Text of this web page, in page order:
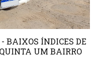
BAIXOS ÍNDICES DE
UM BAIRRO